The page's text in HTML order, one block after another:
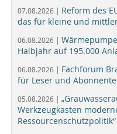
07.08.2026 | Reform des
das für kleine und
06.08.2026 |
Halbjahr auf 195.000
06.08.2026 | Fachforum
für Leser und
05.08.2026 |
Werkzeugkasten
Ressourcenschutzpolitik“